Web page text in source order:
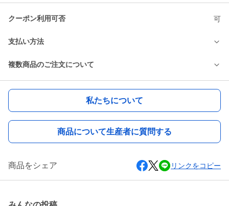
クーポン利用可否 可
支払い方法
複数商品のご注文について
私たちについて
商品について生産者に質問する
商品をシェア リンクをコピー